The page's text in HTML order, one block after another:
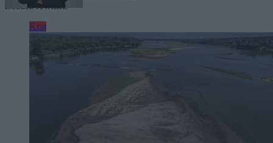
Zobacz również
Kraj